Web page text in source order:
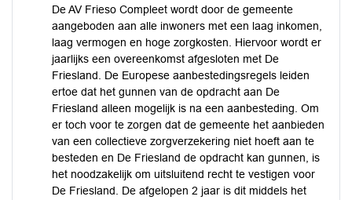
De AV Frieso Compleet wordt door de gemeente
aangeboden aan alle inwoners met een laag inkomen,
laag vermogen en hoge zorgkosten. Hiervoor wordt er
jaarlijks een overeenkomst afgesloten met De
Friesland. De Europese aanbestedingsregels leiden
ertoe dat het gunnen van de opdracht aan De
Friesland alleen mogelijk is na een aanbesteding. Om
er toch voor te zorgen dat de gemeente het aanbieden
van een collectieve zorgverzekering niet hoeft aan te
besteden en De Friesland de opdracht kan gunnen, is
het noodzakelijk om uitsluitend recht te vestigen voor
De Friesland. De afgelopen 2 jaar is dit middels het